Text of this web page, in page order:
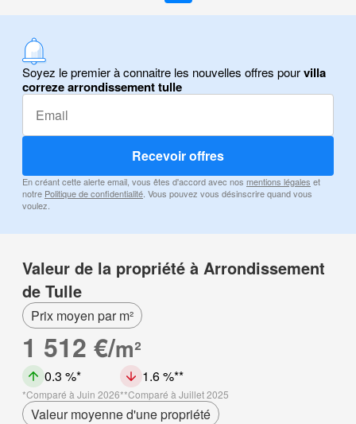
Soyez le premier à connaitre les nouvelles offres pourvilla
correze arrondissement tulle
Recevoir offres
En créant cette alerte email, vous êtes d'accord avec nos mentions légales et
notre Politique de confidentialité . Vous pouvez vous désinscrire quand vous
voulez.
Valeur de la propriété à Arrondissement
de Tulle
Prix moyen par m²
1 512 €/m²
0.3 %
Comparé à Juin 2026
1.6 %
Comparé à Juillet 2025
Valeur moyenne d'une propriété